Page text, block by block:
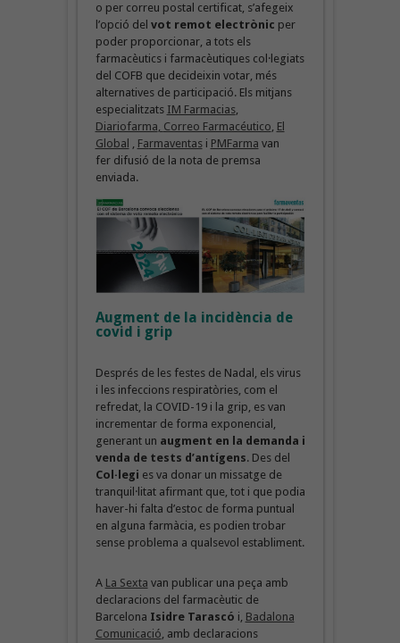
o per correu postal certificat, s’afegeix
l’opció del vot remot electrònic per
poder proporcionar, a tots els
farmacèutics i farmacèutiques col·legiats
del COFB que decideixin votar, més
alternatives de participació. Els mitjans
especialitzats IM Farmacias,
Diariofarma, Correo Farmacéutico, El
Global , Farmaventasi PMFarma van
fer difusió de la nota de premsa
enviada.
Augment de la incidència de
covid i grip
Després de les festes de Nadal, els virus
i les infeccions respiratòries, com el
refredat, la COVID-19 i la grip, es van
incrementar de forma exponencial,
generant un augment en la demanda i
venda de tests d’antígens. Des del
Col·legi es va donar un missatge de
tranquil·litat afirmant que, tot i que podia
haver-hi falta d’estoc de forma puntual
en alguna farmàcia, es podien trobar
sense problema a qualsevol establiment.
A La Sexta van publicar una peça amb
declaracions del farmacèutic de
Barcelona Isidre Tarascó i, Badalona
Comunicació, amb declaracions